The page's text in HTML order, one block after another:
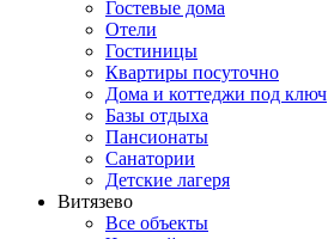
Гостевые дома
Отели
Гостиницы
Квартиры посуточно
Дома и коттеджи под ключ
Базы отдыха
Пансионаты
Санатории
Детские лагеря
Витязево
Все объекты